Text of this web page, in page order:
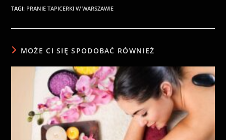
TAGI: PRANIE TAPICERKI W WARSZAWIE
MOŻE CI SIĘ SPODOBAĆ RÓWNIEŻ